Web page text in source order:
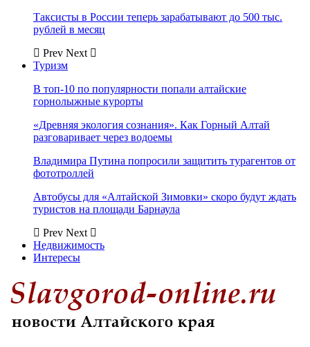
Таксисты в России теперь зарабатывают до 500 тыс.
рублей в месяц
Prev Next
Туризм
В топ-10 по популярности попали алтайские
горнолыжные курорты
«Древняя экология сознания». Как Горный Алтай
разговаривает через водоемы
Владимира Путина попросили защитить турагентов от
фототроллей
Автобусы для «Алтайской Зимовки» скоро будут ждать
туристов на площади Барнаула
Prev Next
Недвижимость
Интересы